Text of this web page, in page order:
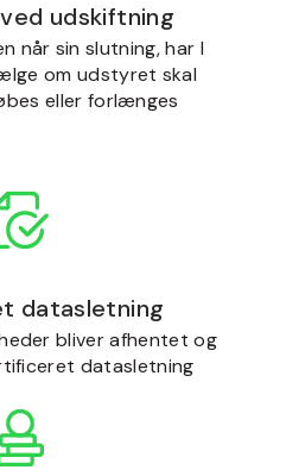
udskiftning
når sin slutning, har I
om udstyret skal
eller forlænges
datasletning
bliver afhentet og
datasletning